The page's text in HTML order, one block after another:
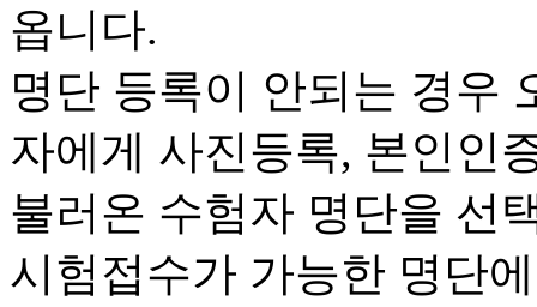
옵니다.
명단 등록이 안되는 경우
자에게 사진등록, 본인인
불러온 수험자 명단을 선
시험접수가 가능한 명단